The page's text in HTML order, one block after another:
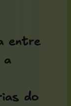
entre
a
do